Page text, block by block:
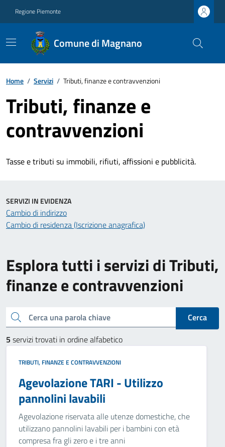
Regione Piemonte
Comune di Magnano
Home / Servizi / Tributi, finanze e contravvenzioni
Tributi, finanze e
contravvenzioni
Tasse e tributi su immobili, rifiuti, affissioni e pubblicità.
Esplora tutti i servizi di Tributi,
finanze e contravvenzioni
Cerca una parola chiave
Cerca
5 servizi trovati in ordine alfabetico
TRIBUTI, FINANZE E CONTRAVVENZIONI
Agevolazione TARI - Utilizzo
pannolini lavabili
Agevolazione riservata alle utenze domestiche, che
utilizzano pannolini lavabili per i bambini con età
compresa fra gli zero e i tre anni
SERVIZI IN EVIDENZA
Cambio di indirizzo
Cambio di residenza (Iscrizione anagrafica)